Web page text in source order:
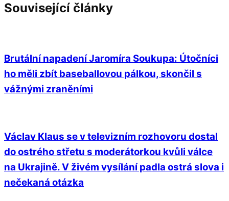
Související články
Brutální napadení Jaromíra Soukupa: Útočníci
ho měli zbít baseballovou pálkou, skončil s
vážnými zraněními
Václav Klaus se v televizním rozhovoru dostal
do ostrého střetu s moderátorkou kvůli válce
na Ukrajině. V živém vysílání padla ostrá slova i
nečekaná otázka